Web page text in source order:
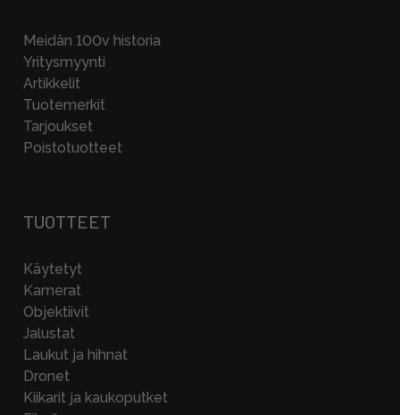
Meidän 100v historia
Yritysmyynti
Artikkelit
Tuotemerkit
Tarjoukset
Poistotuotteet
TUOTTEET
Käytetyt
Kamerat
Objektiivit
Jalustat
Laukut ja hihnat
Dronet
Kiikarit ja kaukoputket